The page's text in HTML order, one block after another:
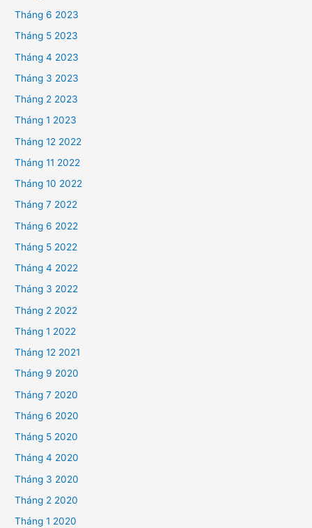
Tháng 6 2023
Tháng 5 2023
Tháng 4 2023
Tháng 3 2023
Tháng 2 2023
Tháng 1 2023
Tháng 12 2022
Tháng 11 2022
Tháng 10 2022
Tháng 7 2022
Tháng 6 2022
Tháng 5 2022
Tháng 4 2022
Tháng 3 2022
Tháng 2 2022
Tháng 1 2022
Tháng 12 2021
Tháng 9 2020
Tháng 7 2020
Tháng 6 2020
Tháng 5 2020
Tháng 4 2020
Tháng 3 2020
Tháng 2 2020
Tháng 1 2020